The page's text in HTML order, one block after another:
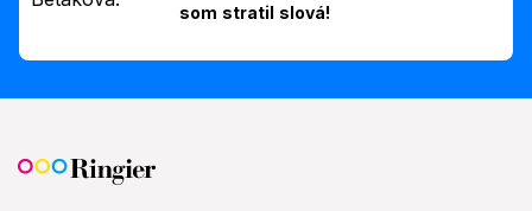
som stratil slová!